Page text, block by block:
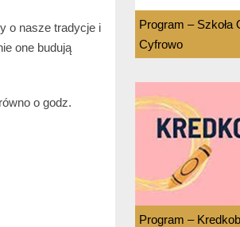
o nasze tradycje i
one budują
o godz.
Program – Szkoła
Cyfrowo
Program –